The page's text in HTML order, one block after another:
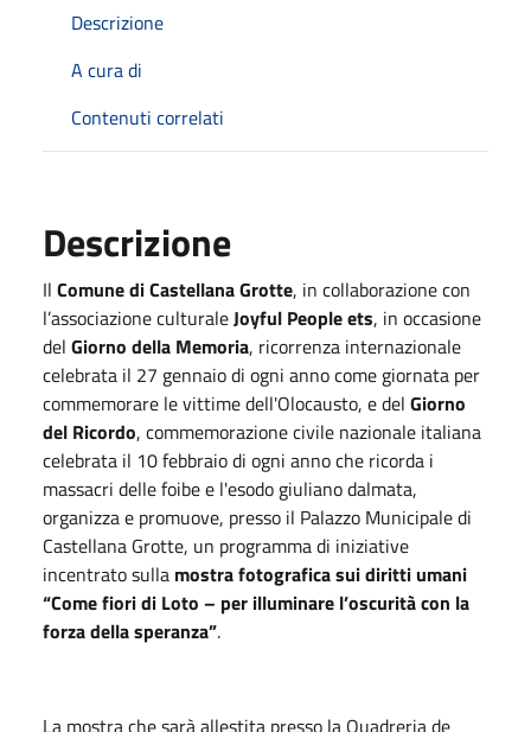
Descrizione
A cura di
Contenuti correlati
Descrizione
Il Comune di Castellana Grotte, in collaborazione con
l’associazione culturaleJoyful People ets, in occasione
del Giorno della Memoria, ricorrenza internazionale
celebrata il 27 gennaio di ogni anno come giornata per
commemorare le vittime dell'Olocausto, e del Giorno
del Ricordo, commemorazione civile nazionale italiana
celebrata il 10 febbraio di ogni anno che ricorda i
massacri delle foibe e l'esodo giuliano dalmata,
organizza e promuove, presso il Palazzo Municipale di
Castellana Grotte, un programma di iniziative
incentrato sulla mostra fotografica sui diritti umani
“Come fiori di Loto – per illuminare l’oscurità con la
forza della speranza”.
La mostra che sarà allestita presso la Quadreria de